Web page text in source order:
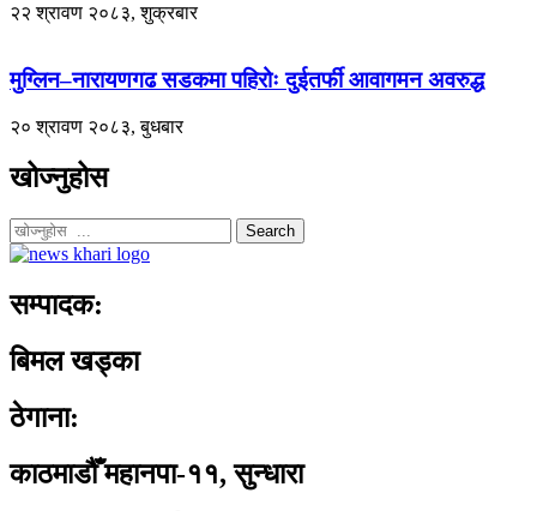
२२ श्रावण २०८३, शुक्रबार
मुग्लिन–नारायणगढ सडकमा पहिरोः दुईतर्फी आवागमन अवरुद्ध
२० श्रावण २०८३, बुधबार
खोज्नुहोस
Search
सम्पादक:
बिमल खड्का
ठेगाना:
काठमाडौँ महानपा-११, सुन्धारा